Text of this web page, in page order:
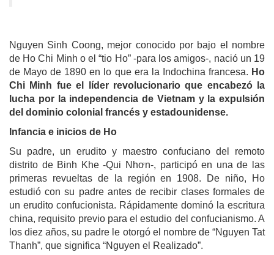
Nguyen Sinh Coong, mejor conocido por bajo el nombre
de Ho Chi Minh o el “tio Ho” -para los amigos-, nació un 19
de Mayo de 1890 en lo que era la Indochina francesa. Ho
Chi Minh fue el líder revolucionario que encabezó la
lucha por la independencia de Vietnam y la expulsión
del dominio colonial francés y estadounidense.
Infancia e inicios de Ho
Su padre, un erudito y maestro confuciano del remoto
distrito de Binh Khe -Qui Nhơn-, participó en una de las
primeras revueltas de la región en 1908. De niño, Ho
estudió con su padre antes de recibir clases formales de
un erudito confucionista. Rápidamente dominó la escritura
china, requisito previo para el estudio del confucianismo. A
los diez años, su padre le otorgó el nombre de “Nguyen Tat
Thanh”, que significa “Nguyen el Realizado”.